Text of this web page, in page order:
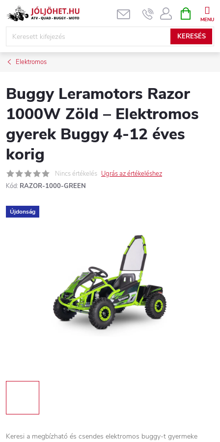
Ugrás
KERESÉS
KOSÁR
Elektromos
Buggy Leramotors Razor
1000W Zöld – Elektromos
gyerek Buggy 4-12 éves
korig
Nincs értékelés Ugrás az értékeléshez
Kód: RAZOR-1000-GREEN
Újdonság
Keresi a megbízható és csendes elektromos buggy-t gyermeke